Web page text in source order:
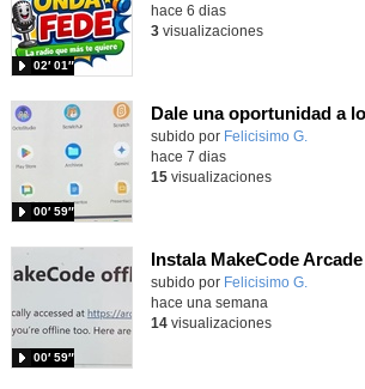
02′ 01″
hace 6 dias
3visualizaciones
Contenido educativo.
subido por Felicisimo G.
00′ 59″
hace 7 dias
15visualizaciones
Contenido educativo.
subido por Felicisimo G.
00′ 59″
hace una semana
14visualizaciones